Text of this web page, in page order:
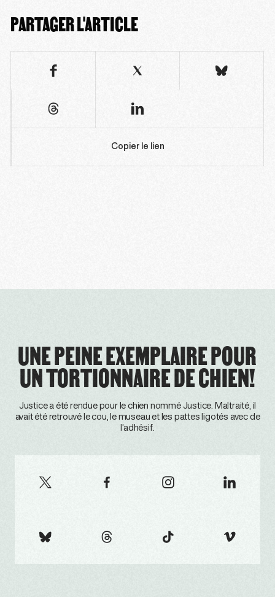
PARTAGER L'ARTICLE
Copier le lien
UNE PEINE EXEMPLAIRE POUR
UN TORTIONNAIRE DE CHIEN!
Justice a été rendue pour le chien nommé Justice. Maltraité, il
avait été retrouvé le cou, le museau et les pattes ligotés avec de
l’adhésif.